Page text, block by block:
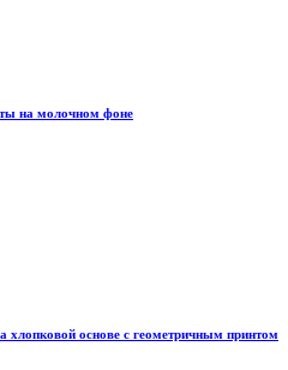
на молочном фоне
основе с геометричным принтом